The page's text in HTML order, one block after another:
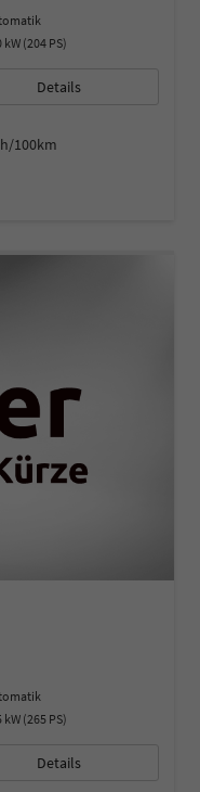
kW (204 PS)
Details
100km
kW (265 PS)
Details